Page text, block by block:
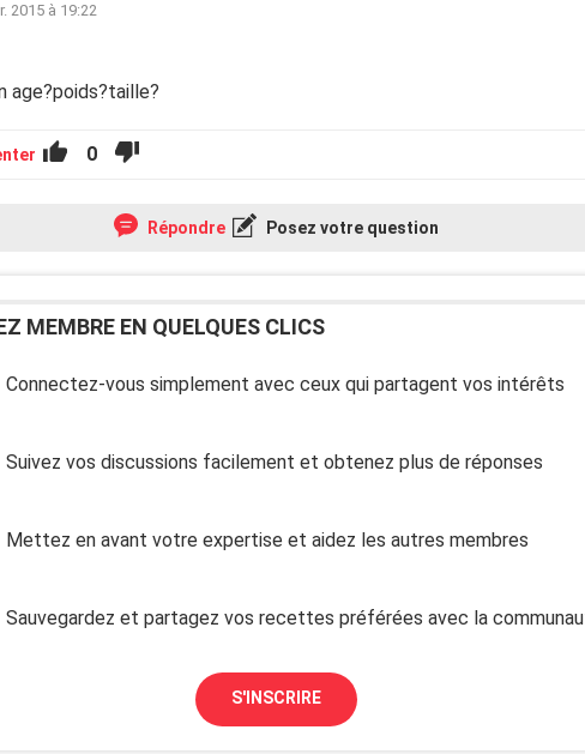
2015 à 19:22
age?poids?taille?
0
Répondre Posez votre question
MEMBRE EN QUELQUES CLICS
Connectez-vous simplement avec ceux qui partagent vos intérêts
Suivez vos discussions facilement et obtenez plus de réponses
Mettez en avant votre expertise et aidez les autres membres
Sauvegardez et partagez vos recettes préférées avec la
S'INSCRIRE